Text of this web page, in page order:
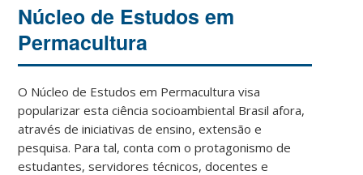
Núcleo de Estudos em
Permacultura
O Núcleo de Estudos em Permacultura visa
popularizar esta ciência socioambiental Brasil afora,
através de iniciativas de ensino, extensão e
pesquisa. Para tal, conta com o protagonismo de
estudantes, servidores técnicos, docentes e